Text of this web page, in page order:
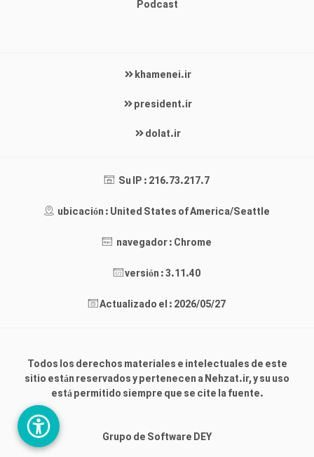
Podcast
khamenei.ir
president.ir
dolat.ir
Su IP : 216.73.217.7
ubicación : United States of America/Seattle
navegador : Chrome
versión : 3.11.40
Actualizado el : 2026/05/27
Todos los derechos materiales e intelectuales de este
sitio están reservados y pertenecen a Nehzat.ir, y su uso
está permitido siempre que se cite la fuente.
Grupo de Software DEY